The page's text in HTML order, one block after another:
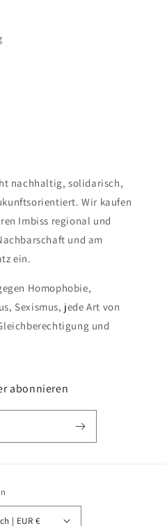
nachhaltig, solidarisch,
Wir kaufen
Imbiss regional und
und am
ein.
Homophobie,
Sexismus, jede Art von
und
abonnieren
Österreich | EUR €